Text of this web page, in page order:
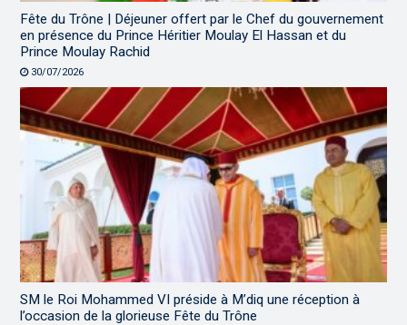
Fête du Trône | Déjeuner offert par le Chef du gouvernement
en présence du Prince Héritier Moulay El Hassan et du
Prince Moulay Rachid
30/07/2026
SM le Roi Mohammed VI préside à M’diq une réception à
l’occasion de la glorieuse Fête du Trône